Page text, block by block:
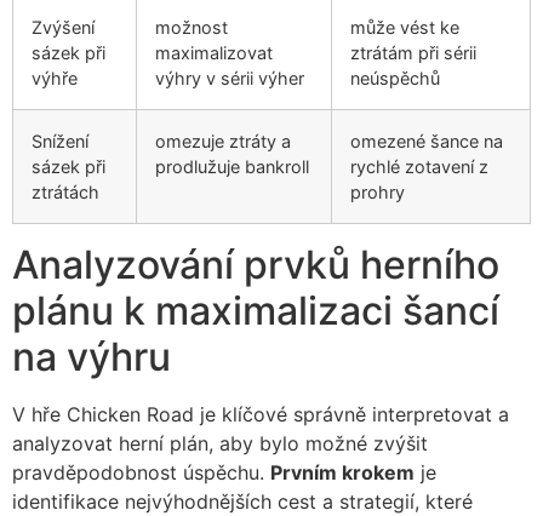
Zvýšení
sázek při
výhře
možnost
maximalizovat
výhry v sérii výher
může vést ke
ztrátám při sérii
neúspěchů
Snížení
sázek při
ztrátách
omezuje ztráty a
prodlužuje bankroll
omezené šance na
rychlé zotavení z
prohry
Analyzování prvků herního
plánu k maximalizaci šancí
na výhru
V hře Chicken Road je klíčové správně interpretovat a
analyzovat herní plán, aby bylo možné zvýšit
pravděpodobnost úspěchu. Prvním krokem je
identifikace nejvýhodnějších cest a strategií, které